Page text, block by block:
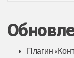
Плагин